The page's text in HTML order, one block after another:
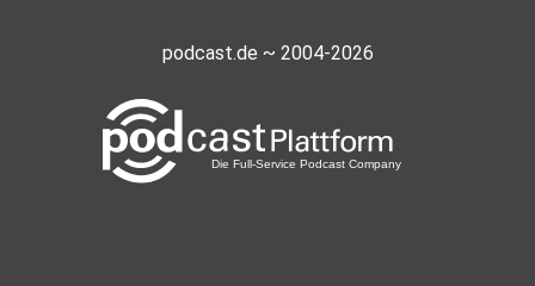
podcast.de ~ 2004-2026